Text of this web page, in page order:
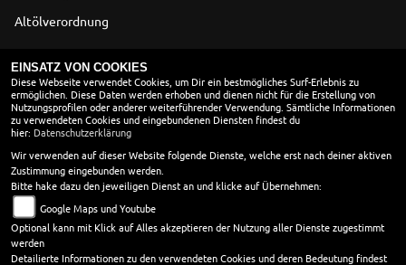
Altölverordnung
ÖFFNUNGSZEITEN
ÖFFNUNGSZEITEN
Montag:
10:00 - 18:00
Dienstag:
10:00 - 18:00
Mittwoch:
10:00 - 18:00
Donnerstag:
10:00 - 18:00
Freitag:
10:00 - 18:00
Samstag:
10:00 - 13:00
Sonntag:
geschlossen
EINSATZ VON COOKIES
Diese Webseite verwendet Cookies, um Dir ein bestmögliches Surf-Erlebnis zu
ermöglichen. Diese Daten werden erhoben und dienen nicht für die Erstellung von
Nutzungsprofilen oder anderer weiterführender Verwendung. Sämtliche Informationen
zu verwendeten Cookies und eingebundenen Diensten findest du
hier: Datenschutzerklärung
Wir verwenden auf dieser Website folgende Dienste, welche erst nach deiner aktiven
Zustimmung eingebunden werden.
Bitte hake dazu den jeweiligen Dienst an und klicke auf Übernehmen:
Google Maps und Youtube
Optional kann mit Klick auf Alles akzeptieren der Nutzung aller Dienste zugestimmt
werden
Detailierte Informationen zu den verwendeten Cookies und deren Bedeutung findest